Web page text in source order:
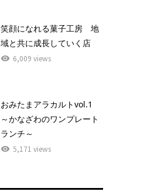
笑顔になれる菓子工房 地
域と共に成長していく店
6,009 views
おみたまアラカルトvol.1
～かなざわのワンプレート
ランチ～
5,171 views